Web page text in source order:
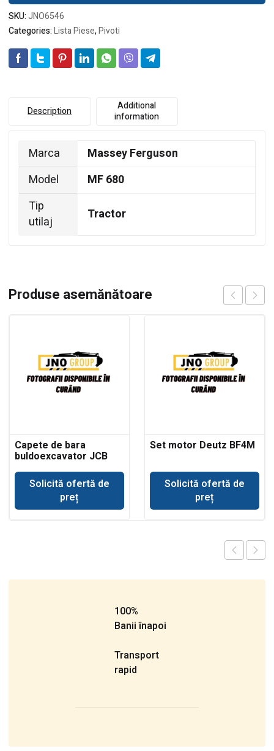
SKU:JNO6546
Categories:Lista Piese,Pivoti
Description
Additional
information
Marca
Massey Ferguson
Model
MF 680
Tip
utilaj
Tractor
Produse asemănătoare
Capete de bara
buldoexcavator JCB
Solicită ofertă de
preț
Set motor Deutz BF4M
Solicită ofertă de
preț
100%
Banii înapoi
Transport
rapid